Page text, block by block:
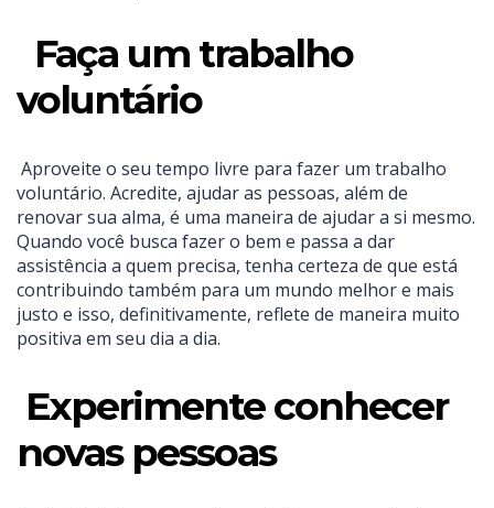
Faça um trabalho
voluntário
Aproveite o seu tempo livre para fazer um trabalho
voluntário. Acredite, ajudar as pessoas, além de
renovar sua alma, é uma maneira de ajudar a si mesmo.
Quando você busca fazer o bem e passa a dar
assistência a quem precisa, tenha certeza de que está
contribuindo também para um mundo melhor e mais
justo e isso, definitivamente, reflete de maneira muito
positiva em seu dia a dia.
Experimente conhecer
novas pessoas